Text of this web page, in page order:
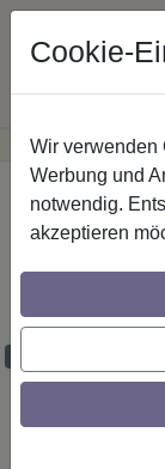
Günstige
Startseite
2-läufig,
Silbergrau
Cookie-
Wir verwenden
Werbung und
notwendig.
akzeptieren